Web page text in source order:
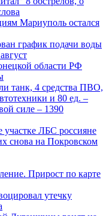
Мариуполь остался
график подачи воды
области РФ
танк, 4 средства ПВО,
и 80 ед. –
силе – 1390
ЛБС россияне
снова на Покровском
Прирост по карте
утечку